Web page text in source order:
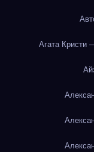
Агата Кристи